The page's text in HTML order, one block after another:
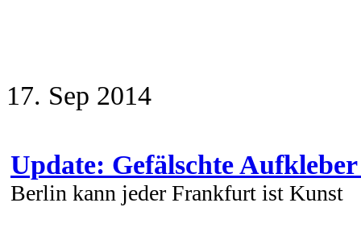
17. Sep 2014
Update: Gefälschte
Berlin kann jeder Frankfurt ist Kunst